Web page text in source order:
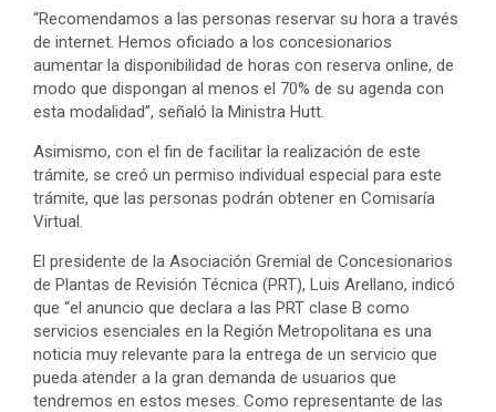
“Recomendamos a las personas reservar su hora a través
de internet. Hemos oficiado a los concesionarios
aumentar la disponibilidad de horas con reserva online, de
modo que dispongan al menos el 70% de su agenda con
esta modalidad”, señaló la Ministra Hutt.
Asimismo, con el fin de facilitar la realización de este
trámite, se creó un permiso individual especial para este
trámite, que las personas podrán obtener en Comisaría
Virtual.
El presidente de la Asociación Gremial de Concesionarios
de Plantas de Revisión Técnica (PRT), Luis Arellano, indicó
que “el anuncio que declara a las PRT clase B como
servicios esenciales en la Región Metropolitana es una
noticia muy relevante para la entrega de un servicio que
pueda atender a la gran demanda de usuarios que
tendremos en estos meses. Como representante de las